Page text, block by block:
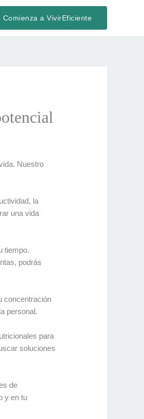
Comienza a VivirEficiente
Nuestro
la
una vida
tiempo.
podrás
concentración
personal.
para
soluciones
de
y en tu